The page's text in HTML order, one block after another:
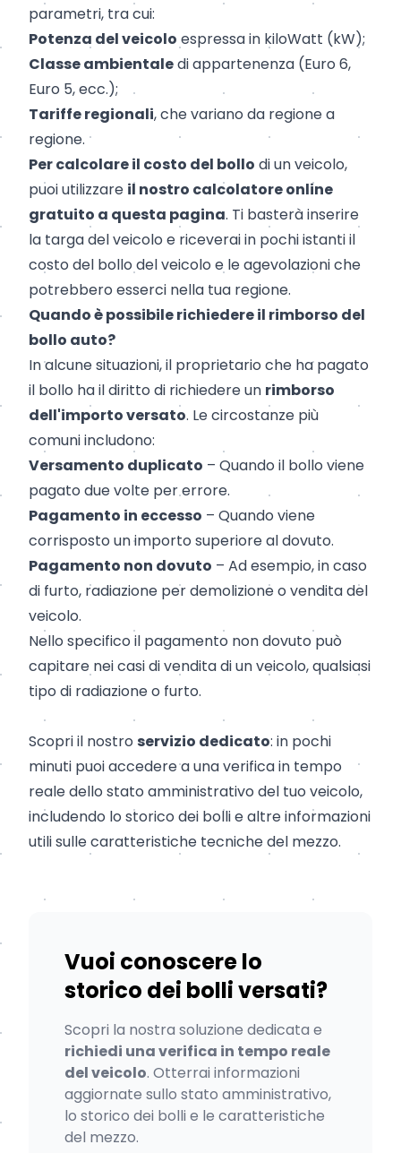
parametri, tra cui:
Potenza del veicolo espressa in kiloWatt (kW);
Classe ambientaledi appartenenza (Euro 6,
Euro 5, ecc.);
Tariffe regionali, che variano da regione a
regione.
Per calcolare il costo del bollo di un veicolo,
puoi utilizzare il nostro calcolatore online
gratuito a questa pagina. Ti basterà inserire
la targa del veicolo e riceverai in pochi istanti il
costo del bollo del veicolo e le agevolazioni che
potrebbero esserci nella tua regione.
Quando è possibile richiedere il rimborso del
bollo auto?
In alcune situazioni, il proprietario che ha pagato
il bollo ha il diritto di richiedere un rimborso
dell'importo versato. Le circostanze più
comuni includono:
Versamento duplicato – Quando il bollo viene
pagato due volte per errore.
Pagamento in eccesso – Quando viene
corrisposto un importo superiore al dovuto.
Pagamento non dovuto – Ad esempio, in caso
di furto, radiazione perdemolizioneo vendita del
veicolo.
Nello specifico il pagamento non dovuto può
capitare nei casi di vendita di un veicolo, qualsiasi
tipo di radiazioneo furto.
Scopri il nostro servizio dedicato: in pochi
minuti puoi accedere a una verifica in tempo
reale dello stato amministrativo del tuo veicolo,
includendo lo storico dei bolli e altre informazioni
utili sulle caratteristiche tecniche del mezzo.
Vuoi conoscere lo
storico dei bolli versati?
Scopri la nostra soluzione dedicata e
richiedi una verifica in tempo reale
del veicolo. Otterrai informazioni
aggiornate sullo stato amministrativo,
lo storico dei bolli e le caratteristiche
del mezzo.